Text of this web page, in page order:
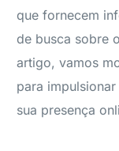
que fornecem
de busca sobre
artigo, vamos
para
sua presença